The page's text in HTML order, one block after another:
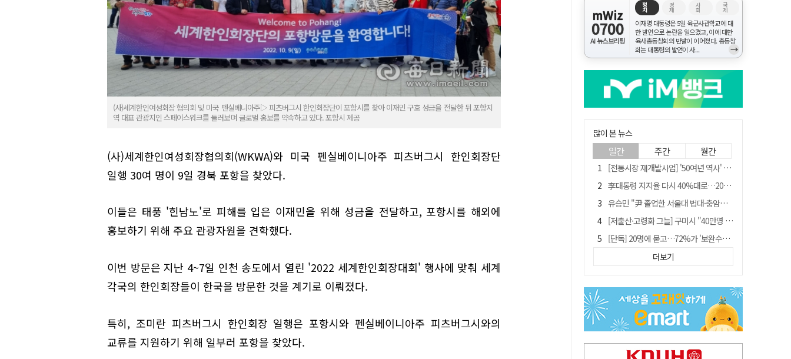
(사)세계한인여성회장 협의회 및 미국 펜실베니아주▷ 피츠버그시 한인회장단이 포항시를 찾아 이재민 구호 성금을 전달한 뒤 포항지
역 대표 관광지인 스페이스워크를 둘러보며 글로벌 홍보를 약속하고 있다. 포항시 제공
(사)세계한인여성회장협의회(WKWA)와 미국 펜실베이니아주 피츠버그시 한인회장단
일행 30여 명이 9일 경북 포항을 찾았다.
이들은 태풍 '힌남노'로 피해를 입은 이재민을 위해 성금을 전달하고, 포항시를 해외에
홍보하기 위해 주요 관광자원을 견학했다.
이번 방문은 지난 4~7일 인천 송도에서 열린 '2022 세계한인회장대회' 행사에 맞춰 세계
각국의 한인회장들이 한국을 방문한 것을 계기로 이뤄졌다.
특히, 조미란 피츠버그시 한인회장 일행은 포항시와 펜실베이니아주 피츠버그시와의
교류를 지원하기 위해 일부러 포항을 찾았다.
mWiz
0700
AI 뉴스브리핑
정
치
경
제
사
회
국
제
이재명 대통령은 5일 육군사관학교에 대
한 발언으로 논란을 일으켰고, 이에 대한
육사총동창회의 반발이 이어졌다. 총동창
회는 대통령의 발언이 사...
→
많이 본 뉴스
일간 주간 월간
[전통시장 재개발사업] '50여년 역사' 수성시장 자리에 25층 주상복합 들어선다
李대통령 지지율 다시 40%대로…20대는 18.8%p 급락
유승민 "尹 졸업한 서울대 법대·충암고도 없애야"…李 육사 통합 직격
[저출산·고령화 그늘] 구미시 "40만명 사수" 고령군 "3만명대 회복"
[단독] 20명에 묻고…72%가 '보완수사권 폐지'?
[전통시장 재개발사업] 신천시장 재개발, 준공 후에도 소송전
[인사]경상북도
"김용민, 흑백논리로 세상 보는 듯" 검찰 내부서 지탄
포항에 6천억원 규모 AI 데이터센터 들어선다
더보기